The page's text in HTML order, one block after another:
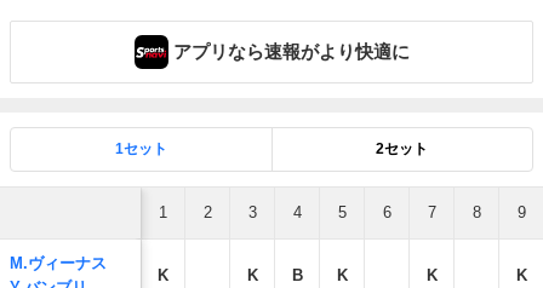
アプリなら速報がより快適に
1セット 2セット
1 2 3 4 5 6 7 8 9
M.ヴィーナス
K K B K K K